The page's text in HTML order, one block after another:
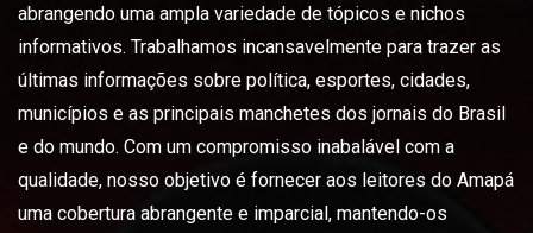
abrangendo uma ampla variedade de tópicos e nichos
informativos. Trabalhamos incansavelmente para trazer as
últimas informações sobre política, esportes, cidades,
municípios e as principais manchetes dos jornais do Brasil
e do mundo. Com um compromisso inabalável com a
qualidade, nosso objetivo é fornecer aos leitores do Amapá
uma cobertura abrangente e imparcial, mantendo-os